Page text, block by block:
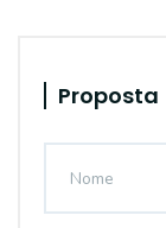
Proposta